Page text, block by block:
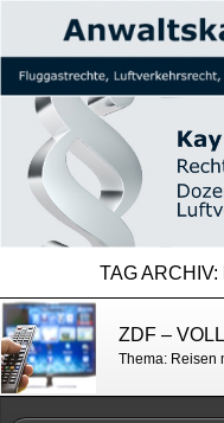
TAG ARCHIV: